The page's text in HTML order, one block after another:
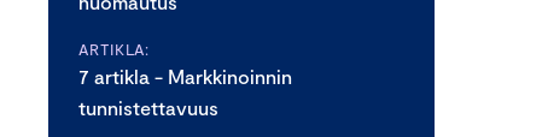
ARTIKLA:
7 artikla - Markkinoinnin
tunnistettavuus